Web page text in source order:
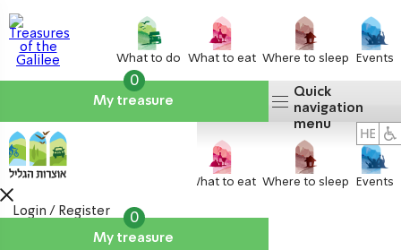
What to do What to eat Where to sleep Events
My treasure
0
Quick
navigation
menu
What to eat Where to sleep Events
My treasure
0
Login / Register